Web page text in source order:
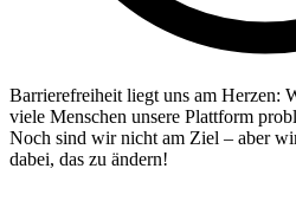
Barrierefreiheit liegt uns am Herzen:
viele Menschen unsere Plattform
Noch sind wir nicht am Ziel – aber
dabei, das zu ändern!